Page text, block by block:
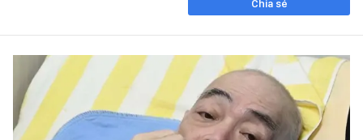
Chia sẻ